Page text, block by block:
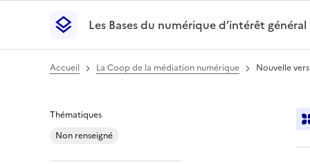
Les Bases du numérique d’intérêt général-
Les Bases du numérique d’intérêt général
Accueil La Coop de la médiation numérique Nouvelle
Nouvelle version
Thématiques
Non renseigné